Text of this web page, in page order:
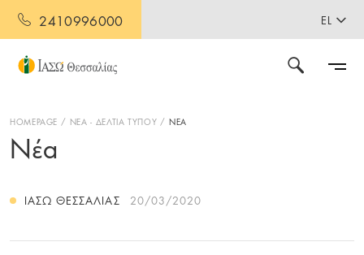
2410996000 EL
HOMEPAGE ΝΕΑ - ΔΕΛΤΙΑ ΤΥΠΟΥ ΝΕΑ
Νέα
ΙΑΣΩ ΘΕΣΣΑΛΊΑΣ 20/03/2020